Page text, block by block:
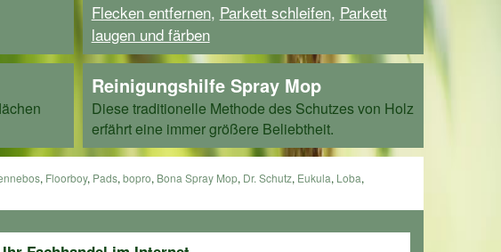
Flecken entfernen, Parkett schleifen, Parkett
laugen und färben
Reinigungshilfe Spray Mop
Diese traditionelle Methode des Schutzes von Holz
erfährt eine immer größere Beliebtheit.
, Floorboy, Pads, bopro, Bona Spray Mop, Dr. Schutz, Eukula, Loba,